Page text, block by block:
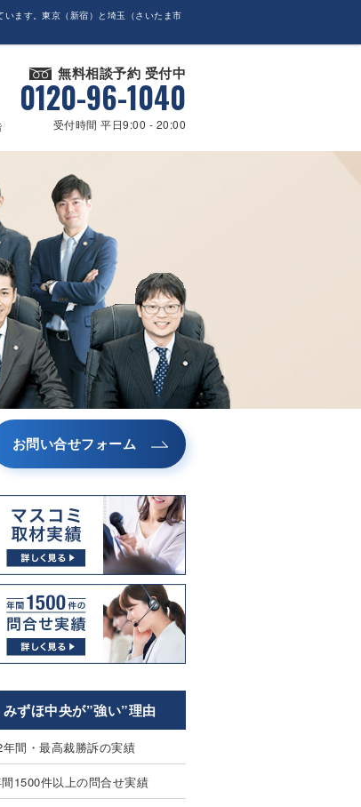
ます。東京（新宿）と埼玉（さいたま市
無料相談予約 受付中
0120-96-1040
受付時間 平日9:00 - 20:00
お問い合せフォーム
みずほ中央が”強い”理由
年間・最高裁勝訴の実績
1500件以上の問合せ実績